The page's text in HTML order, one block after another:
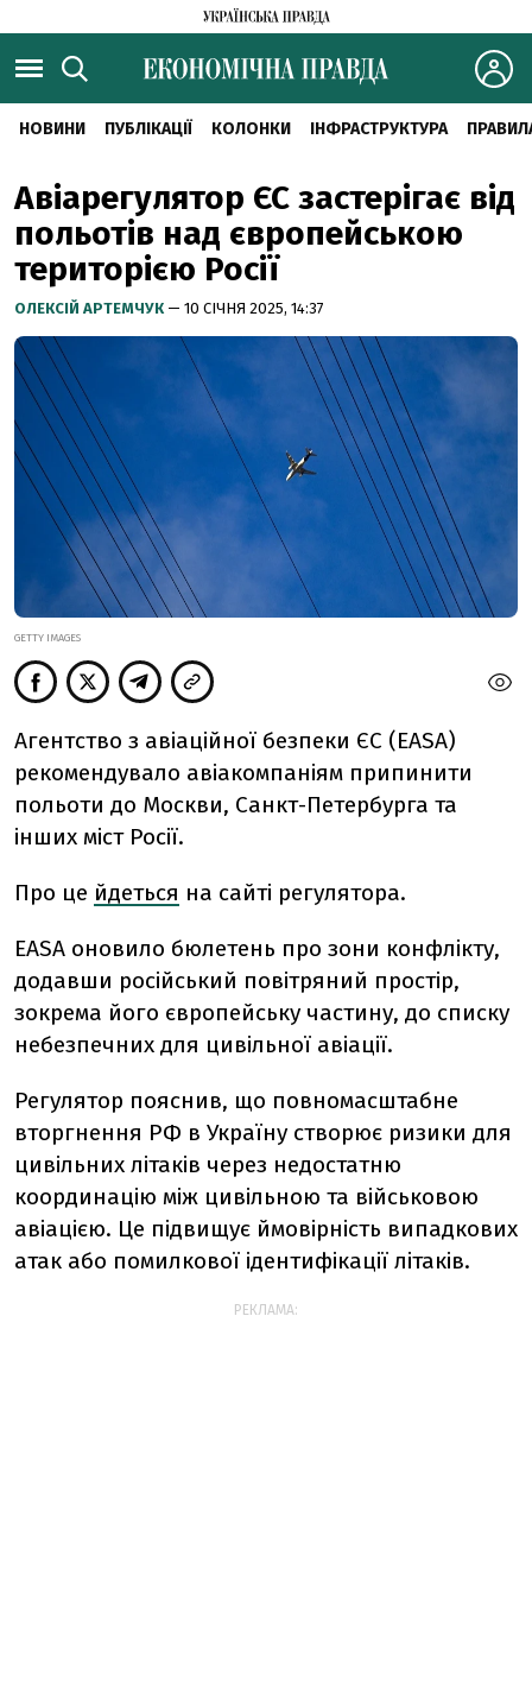
НОВИНИ ПУБЛІКАЦІЇ КОЛОНКИ ІНФРАСТРУКТУРА
Авіарегулятор ЄС застерігає від
польотів над європейською
територією Росії
ОЛЕКСІЙ АРТЕМЧУК — 10 СІЧНЯ 2025, 14:37
GETTY IMAGES
Агентство з авіаційної безпеки ЄС (EASA)
рекомендувало авіакомпаніям припинити
польоти до Москви, Санкт-Петербурга та
інших міст Росії.
Про це йдеться на сайті регулятора.
EASA оновило бюлетень про зони конфлікту,
додавши російський повітряний простір,
зокрема його європейську частину, до списку
небезпечних для цивільної авіації.
Регулятор пояснив, що повномасштабне
вторгнення РФ в Україну створює ризики для
цивільних літаків через недостатню
координацію між цивільною та військовою
авіацією. Це підвищує ймовірність випадкових
атак або помилкової ідентифікації літаків.
РЕКЛАМА: